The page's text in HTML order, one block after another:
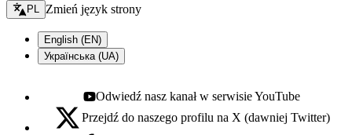
Zmień język - bieżący:
PL Zmień język strony
English (EN)
Українська (UA)
Youtube - otwiera się w nowej karcie
Odwiedź nasz kanał w serwisie YouTube
X - otwiera się w nowej karcie
Przejdź do naszego profilu na X (dawniej Twitter)